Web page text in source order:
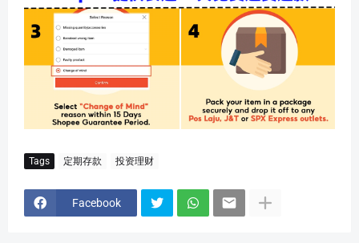
Tags 定期存款 投资理财
Facebook